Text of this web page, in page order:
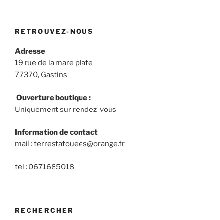
RETROUVEZ-NOUS
Adresse
19 rue de la mare plate
77370, Gastins
Ouverture boutique :
Uniquement sur rendez-vous
Information de contact
mail : terrestatouees@orange.fr
tel : 0671685018
RECHERCHER